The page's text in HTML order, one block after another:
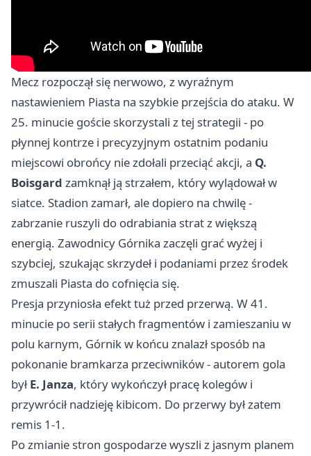
Mecz rozpoczął się nerwowo, z wyraźnym
nastawieniem Piasta na szybkie przejścia do ataku. W
25. minucie goście skorzystali z tej strategii - po
płynnej kontrze i precyzyjnym ostatnim podaniu
miejscowi obrońcy nie zdołali przeciąć akcji, a Q.
Boisgard zamknął ją strzałem, który wylądował w
siatce. Stadion zamarł, ale dopiero na chwilę -
zabrzanie ruszyli do odrabiania strat z większą
energią. Zawodnicy Górnika zaczęli grać wyżej i
szybciej, szukając skrzydeł i podaniami przez środek
zmuszali Piasta do cofnięcia się.
Presja przyniosła efekt tuż przed przerwą. W 41.
minucie po serii stałych fragmentów i zamieszaniu w
polu karnym, Górnik w końcu znalazł sposób na
pokonanie bramkarza przeciwników - autorem gola
byłE. Janza, który wykończył pracę kolegów i
przywrócił nadzieję kibicom. Do przerwy był zatem
remis 1-1.
Po zmianie stron gospodarze wyszli z jasnym planem